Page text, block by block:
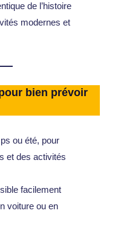
de l’histoire
modernes et
bien prévoir
ou été, pour
et des activités
facilement
voiture ou en